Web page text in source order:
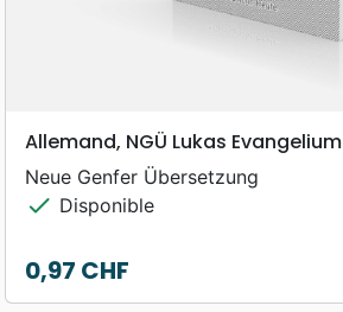
Allemand, NGÜ Lukas Evangelium
Neue Genfer Übersetzung
check Disponible
Prix
0,97 CHF